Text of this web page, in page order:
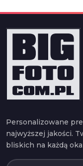
Personalizowane
najwyższej jakości.
bliskich na każdą